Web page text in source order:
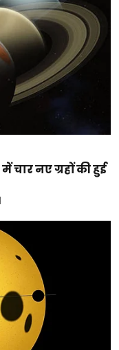
चार नए ग्रहों की हुई